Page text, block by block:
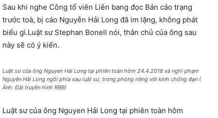
Sau khi nghe Công tố viên Liên bang đọc Bản cáo trạng
trước toà, bị cáo Nguyễn Hải Long đã im lặng, không phát
biểu gì.Luật sư Stephan Bonell nói, thân chủ của ông sau
này sẽ có ý kiến.
Luật sư của ông Nguyen Hải Long tại phiên toàn hôm 24.4.2018 và nghi phạm
Nguyễn Hải Long ngồi phía sau luật sư, trong phòng riêng với kính chống đạn (
Ảnh: Đài truyền hình RBB)
Luật sư của ông Nguyen Hải Long tại phiên toàn hôm